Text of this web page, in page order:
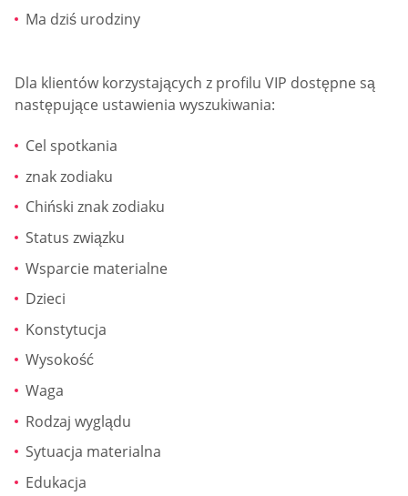
Ma dziś urodziny
Dla klientów korzystających z profilu VIP dostępne są
następujące ustawienia wyszukiwania:
Cel spotkania
znak zodiaku
Chiński znak zodiaku
Status związku
Wsparcie materialne
Dzieci
Konstytucja
Wysokość
Waga
Rodzaj wyglądu
Sytuacja materialna
Edukacja